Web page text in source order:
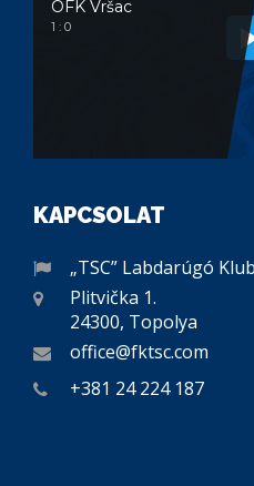
OFK Vršac
1 : 0
KAPCSOLAT
„TSC” Labdarúgó Klub
Plitvička 1.
24300, Topolya
office@fktsc.com
+381 24 224 187